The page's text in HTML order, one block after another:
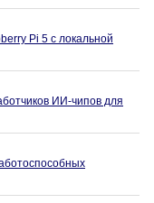
Pi 5 с локальной
ИИ-чипов для